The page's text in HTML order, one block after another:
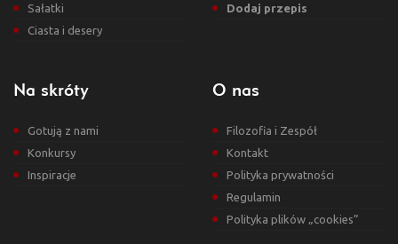
Sałatki
Ciasta i desery
Dodaj przepis
Na skróty
Gotują z nami
Konkursy
Inspiracje
O nas
Filozofia i Zespół
Kontakt
Polityka prywatności
Regulamin
Polityka plików „cookies”